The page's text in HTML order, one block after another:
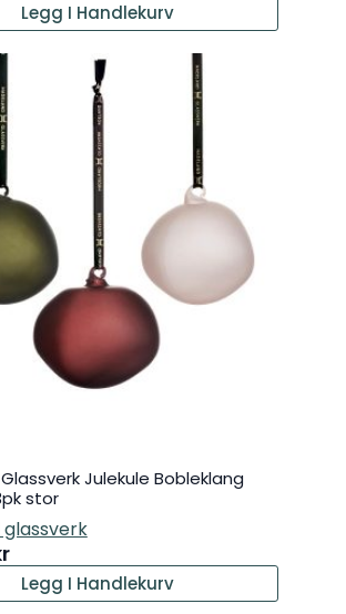
Legg I Handlekurv
Julekule Bobleklang
stor
Legg I Handlekurv